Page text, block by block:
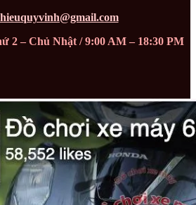
2 – Chủ Nhật / 9:00 AM – 18:30 PM